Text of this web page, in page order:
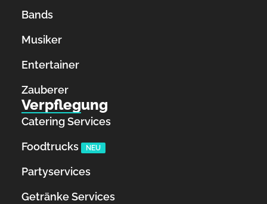
Bands
Musiker
Entertainer
Zauberer
Verpflegung
Catering Services
Foodtrucks
NEU
Partyservices
Getränke Services